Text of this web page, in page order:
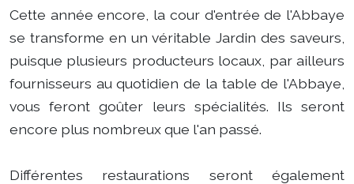
Cette année encore, la cour d'entrée de l'Abbaye
se transforme en un véritable Jardin des saveurs,
puisque plusieurs producteurs locaux, par ailleurs
fournisseurs au quotidien de la table de l'Abbaye,
vous feront goûter leurs spécialités. Ils seront
encore plus nombreux que l'an passé.
Différentes restaurations seront également